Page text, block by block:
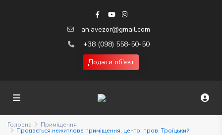
an.avezor@gmail.com
+38 (098) 558-50-50
Додати об'єкт
Головна Приміщення
Продається нежитлове приміщення, центр, пров. Троїцький